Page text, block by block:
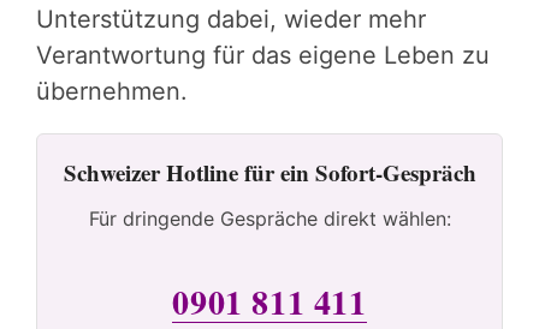
Unterstützung dabei, wieder mehr
Verantwortung für das eigene Leben zu
übernehmen.
Schweizer Hotline für ein Sofort-Gespräch
Für dringende Gespräche direkt wählen:
0901 811 411